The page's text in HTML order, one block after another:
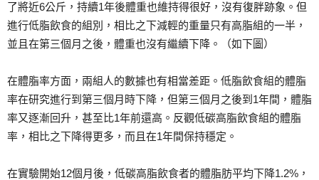
了將近6公斤，持續1年後體重也維持得很好，沒有復胖跡象。但
進行低脂飲食的組別，相比之下減輕的重量只有高脂組的一半，
並且在第三個月之後，體重也沒有繼續下降。（如下圖）
在體脂率方面，兩組人的數據也有相當差距。低脂飲食組的體脂
率在研究進行到第三個月時下降，但第三個月之後到1年間，體脂
率又逐漸回升，甚至比1年前還高。反觀低碳高脂飲食組的體脂
率，相比之下降得更多，而且在1年間保持穩定。
在實驗開始12個月後，低碳高脂飲食者的體脂肪平均下降1.2%，